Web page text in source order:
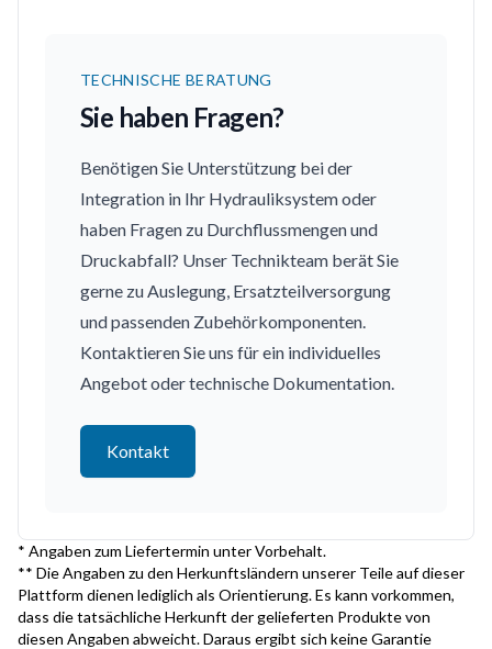
TECHNISCHE BERATUNG
Sie haben Fragen?
Benötigen Sie Unterstützung bei der
Integration in Ihr Hydrauliksystem oder
haben Fragen zu Durchflussmengen und
Druckabfall? Unser Technikteam berät Sie
gerne zu Auslegung, Ersatzteilversorgung
und passenden Zubehörkomponenten.
Kontaktieren Sie uns für ein individuelles
Angebot oder technische Dokumentation.
Kontakt
* Angaben zum Liefertermin unter Vorbehalt.
** Die Angaben zu den Herkunftsländern unserer Teile auf dieser
Plattform dienen lediglich als Orientierung. Es kann vorkommen,
dass die tatsächliche Herkunft der gelieferten Produkte von
diesen Angaben abweicht. Daraus ergibt sich keine Garantie